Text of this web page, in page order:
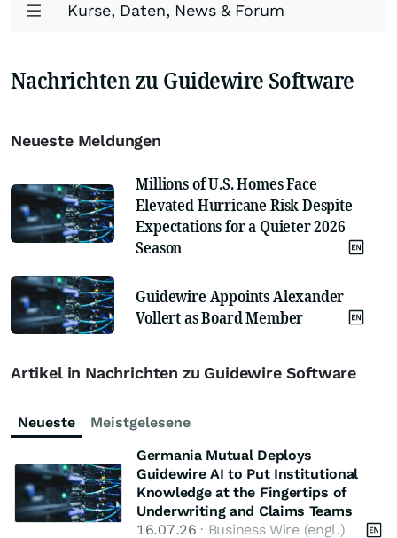
Kurse, Daten, News & Forum
Nachrichten zu Guidewire Software
Neueste Meldungen
Millions of U.S. Homes Face
Elevated Hurricane Risk Despite
Expectations for a Quieter 2026
Season
Guidewire Appoints Alexander
Vollert as Board Member
Artikel in Nachrichten zu Guidewire Software
Neueste
Meistgelesene
Germania Mutual Deploys
Guidewire AI to Put Institutional
Knowledge at the Fingertips of
Underwriting and Claims Teams
16.07.26 · Business Wire (engl.)